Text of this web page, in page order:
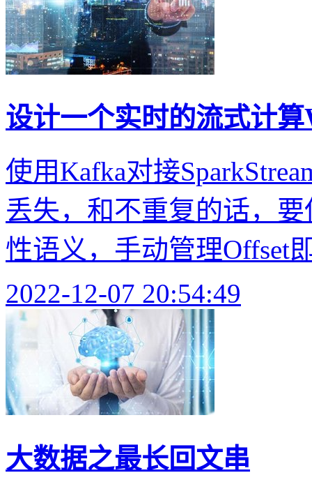
设计一个实时的流式计
使用Kafka对接
丢失，和不重复的话，
性语义，手动管理Offset
2022-12-07 20:54:49
大数据之最长回文串